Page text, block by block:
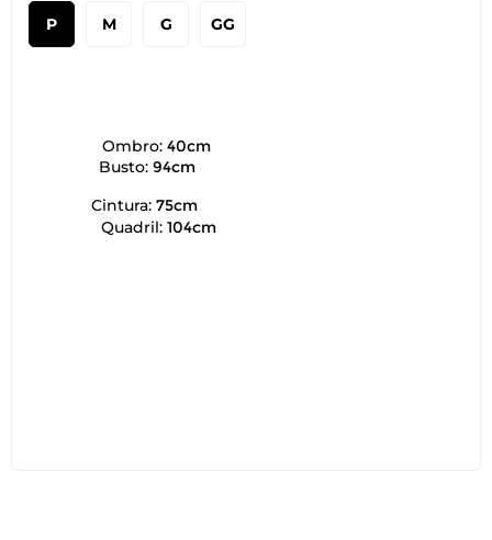
P M G GG
Ombro: 40cm
Busto: 94cm
Cintura: 75cm
Quadril: 104cm